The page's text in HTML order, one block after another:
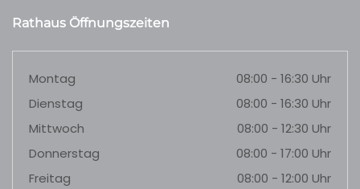
Rathaus Öffnungszeiten
Montag
08:00 - 16:30 Uhr
Dienstag
08:00 - 16:30 Uhr
Mittwoch
08:00 - 12:30 Uhr
Donnerstag
08:00 - 17:00 Uhr
Freitag
08:00 - 12:00 Uhr